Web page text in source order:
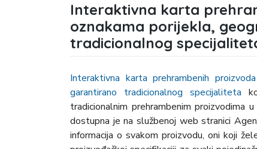
Interaktivna karta
oznakama porijekla,
tradicionalnog
Interaktivna karta prehrambenih
garantirano tradicionalnog specijaliteta
tradicionalnim prehrambenim proizvodima
dostupna je na službenoj web stranici
informacija o svakom proizvodu, oni koji